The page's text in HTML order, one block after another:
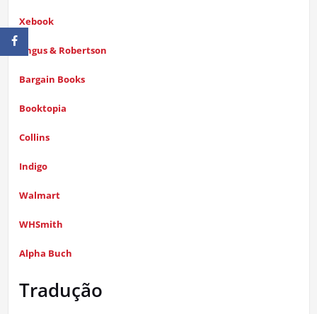
Xebook
Angus & Robertson
Bargain Books
Booktopia
Collins
Indigo
Walmart
WHSmith
Alpha Buch
Tradução